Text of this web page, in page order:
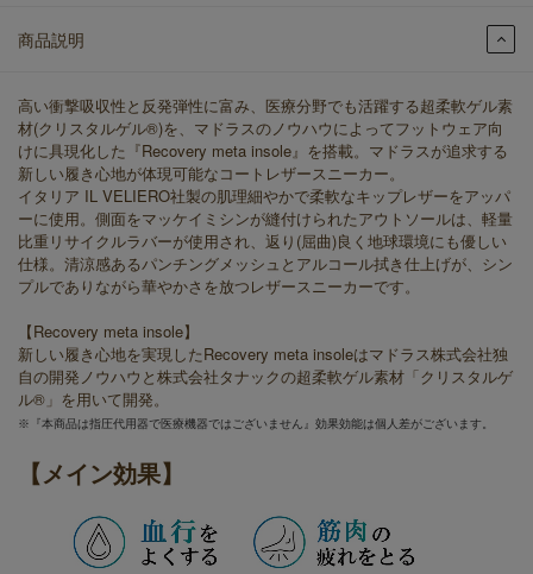
商品説明
高い衝撃吸収性と反発弾性に富み、医療分野でも活躍する超柔軟ゲル素
材(クリスタルゲル®)を、マドラスのノウハウによってフットウェア向
けに具現化した『Recovery meta insole』を搭載。マドラスが追求する
新しい履き心地が体現可能なコートレザースニーカー。
イタリア IL VELIERO社製の肌理細やかで柔軟なキップレザーをアッパ
ーに使用。側面をマッケイミシンが縫付けられたアウトソールは、軽量
比重リサイクルラバーが使用され、返り(屈曲)良く地球環境にも優しい
仕様。清涼感あるパンチングメッシュとアルコール拭き仕上げが、シン
プルでありながら華やかさを放つレザースニーカーです。
【Recovery meta insole】
新しい履き心地を実現したRecovery meta insoleはマドラス株式会社独
自の開発ノウハウと株式会社タナックの超柔軟ゲル素材「クリスタルゲ
ル®」を用いて開発。
※『本商品は指圧代用器で医療機器ではございません』効果効能は個人差がございます。
【メイン効果】